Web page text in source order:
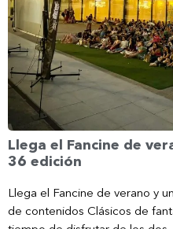
Llega el Fancine de
36 edición
Llega el Fancine de verano y
de contenidos Clásicos de